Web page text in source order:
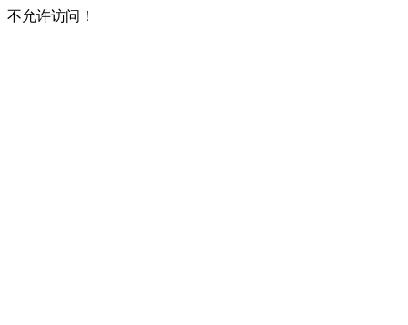
不允许访问！